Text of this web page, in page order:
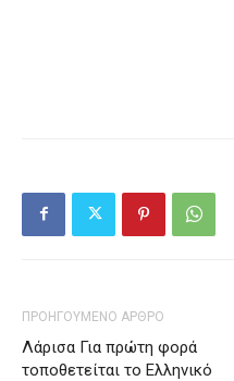
ΠΡΟΗΓΟΥΜΕΝΟ ΑΡΘΡΟ
Λάρισα Για πρώτη φορά
τοποθετείται το Ελληνικό